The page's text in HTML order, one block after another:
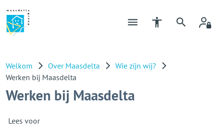
Welkom Over Maasdelta
Wie zijn wij?
Werken bij Maasdelta
Werken bij Maasdelta
Lees voor